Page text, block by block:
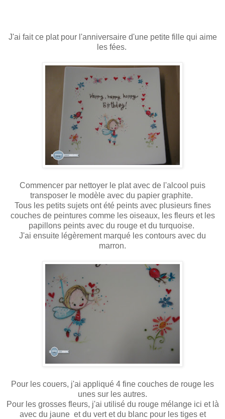
J'ai fait ce plat pour l'anniversaire d'une petite fille qui aime
les fées.
Commencer par nettoyer le plat avec de l'alcool puis
transposer le modèle avec du papier graphite.
Tous les petits sujets ont été peints avec plusieurs fines
couches de peintures comme les oiseaux, les fleurs et les
papillons peints avec du rouge et du turquoise.
J'ai ensuite légèrement marqué les contours avec du
marron.
Pour les couers, j'ai appliqué 4 fine couches de rouge les
unes sur les autres.
Pour les grosses fleurs, j'ai utilisé du rouge mélange ici et là
avec du jaune et du vert et du blanc pour les tiges et